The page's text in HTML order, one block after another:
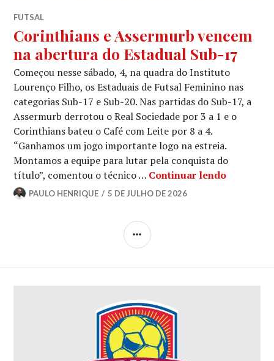
FUTSAL
Corinthians e Assermurb vencem
na abertura do Estadual Sub-17
Começou nesse sábado, 4, na quadra do Instituto
Lourenço Filho, os Estaduais de Futsal Feminino nas
categorias Sub-17 e Sub-20. Nas partidas do Sub-17, a
Assermurb derrotou o Real Sociedade por 3 a 1 e o
Corinthians bateu o Café com Leite por 8 a 4.
“Ganhamos um jogo importante logo na estreia.
Montamos a equipe para lutar pela conquista do
título”, comentou o técnico … Continuar lendo
PAULO HENRIQUE 5 DE JULHO DE 2026